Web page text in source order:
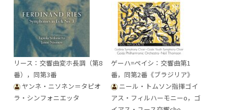
リース：交響曲変ホ長調（第8
番），同第3番
ヤンネ・ニソネン＝タピオ
ラ・シンフォニエッタ
ゲーハ=ペイシ：交響曲第1
番，同第2番《ブラジリア》
ニール・トムソン指揮ゴイ
アス・フィルハーモニーo，ゴ